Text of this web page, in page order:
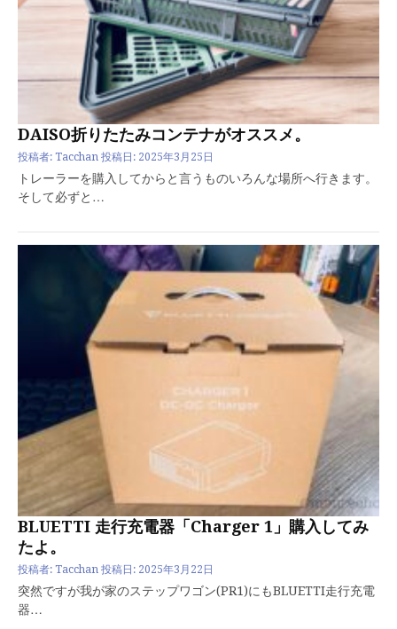
DAISO折りたたみコンテナがオススメ。
投稿者: Tacchan 投稿日: 2025年3月25日
トレーラーを購入してからと言うものいろんな場所へ行きます。
そして必ずと…
BLUETTI 走行充電器「Charger 1」購入してみ
たよ。
投稿者: Tacchan 投稿日: 2025年3月22日
突然ですが我が家のステップワゴン(PR1)にもBLUETTI走行充電
器…